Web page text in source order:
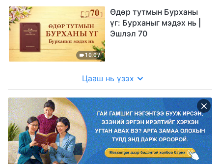
10:07
Өдөр тутмын Бурханы
үг: Бурханыг мэдэх нь |
Эшлэл 70
Цааш нь үзэх